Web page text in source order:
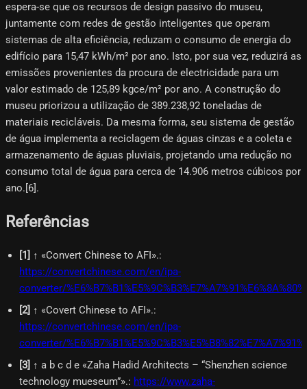
espera-se que os recursos de design passivo do museu,
juntamente com redes de gestão inteligentes que operam
sistemas de alta eficiência, reduzam o consumo de energia do
edifício para 15,47 kWh/m² por ano. Isto, por sua vez, reduzirá as
emissões provenientes da procura de electricidade para um
valor estimado de 125,89 kgce/m² por ano. A construção do
museu priorizou a utilização de 389.238,92 toneladas de
materiais recicláveis. Da mesma forma, seu sistema de gestão
de água implementa a reciclagem de águas cinzas e a coleta e
armazenamento de águas pluviais, projetando uma redução no
consumo total de água para cerca de 14.906 metros cúbicos por
ano.[6]​.
Referências
[1] ↑ «Convert Chinese to AFI».:
https://convertchinese.com/en/ipa-
converter/
[2] ↑ «Covert Chinese to AFI».:
https://convertchinese.com/en/ipa-
converter/
[3] ↑ a b c d e «Zaha Hadid Architects – “Shenzhen science
technology mueseum”».: https://www.zaha-